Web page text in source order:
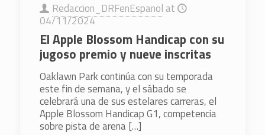
Redaccion_DRFenEspanol at
04/11/2024
El Apple Blossom Handicap con su
jugoso premio y nueve inscritas
Oaklawn Park continúa con su temporada
este fin de semana, y el sábado se
celebrará una de sus estelares carreras, el
Apple Blossom Handicap G1, competencia
sobre pista de arena[…]